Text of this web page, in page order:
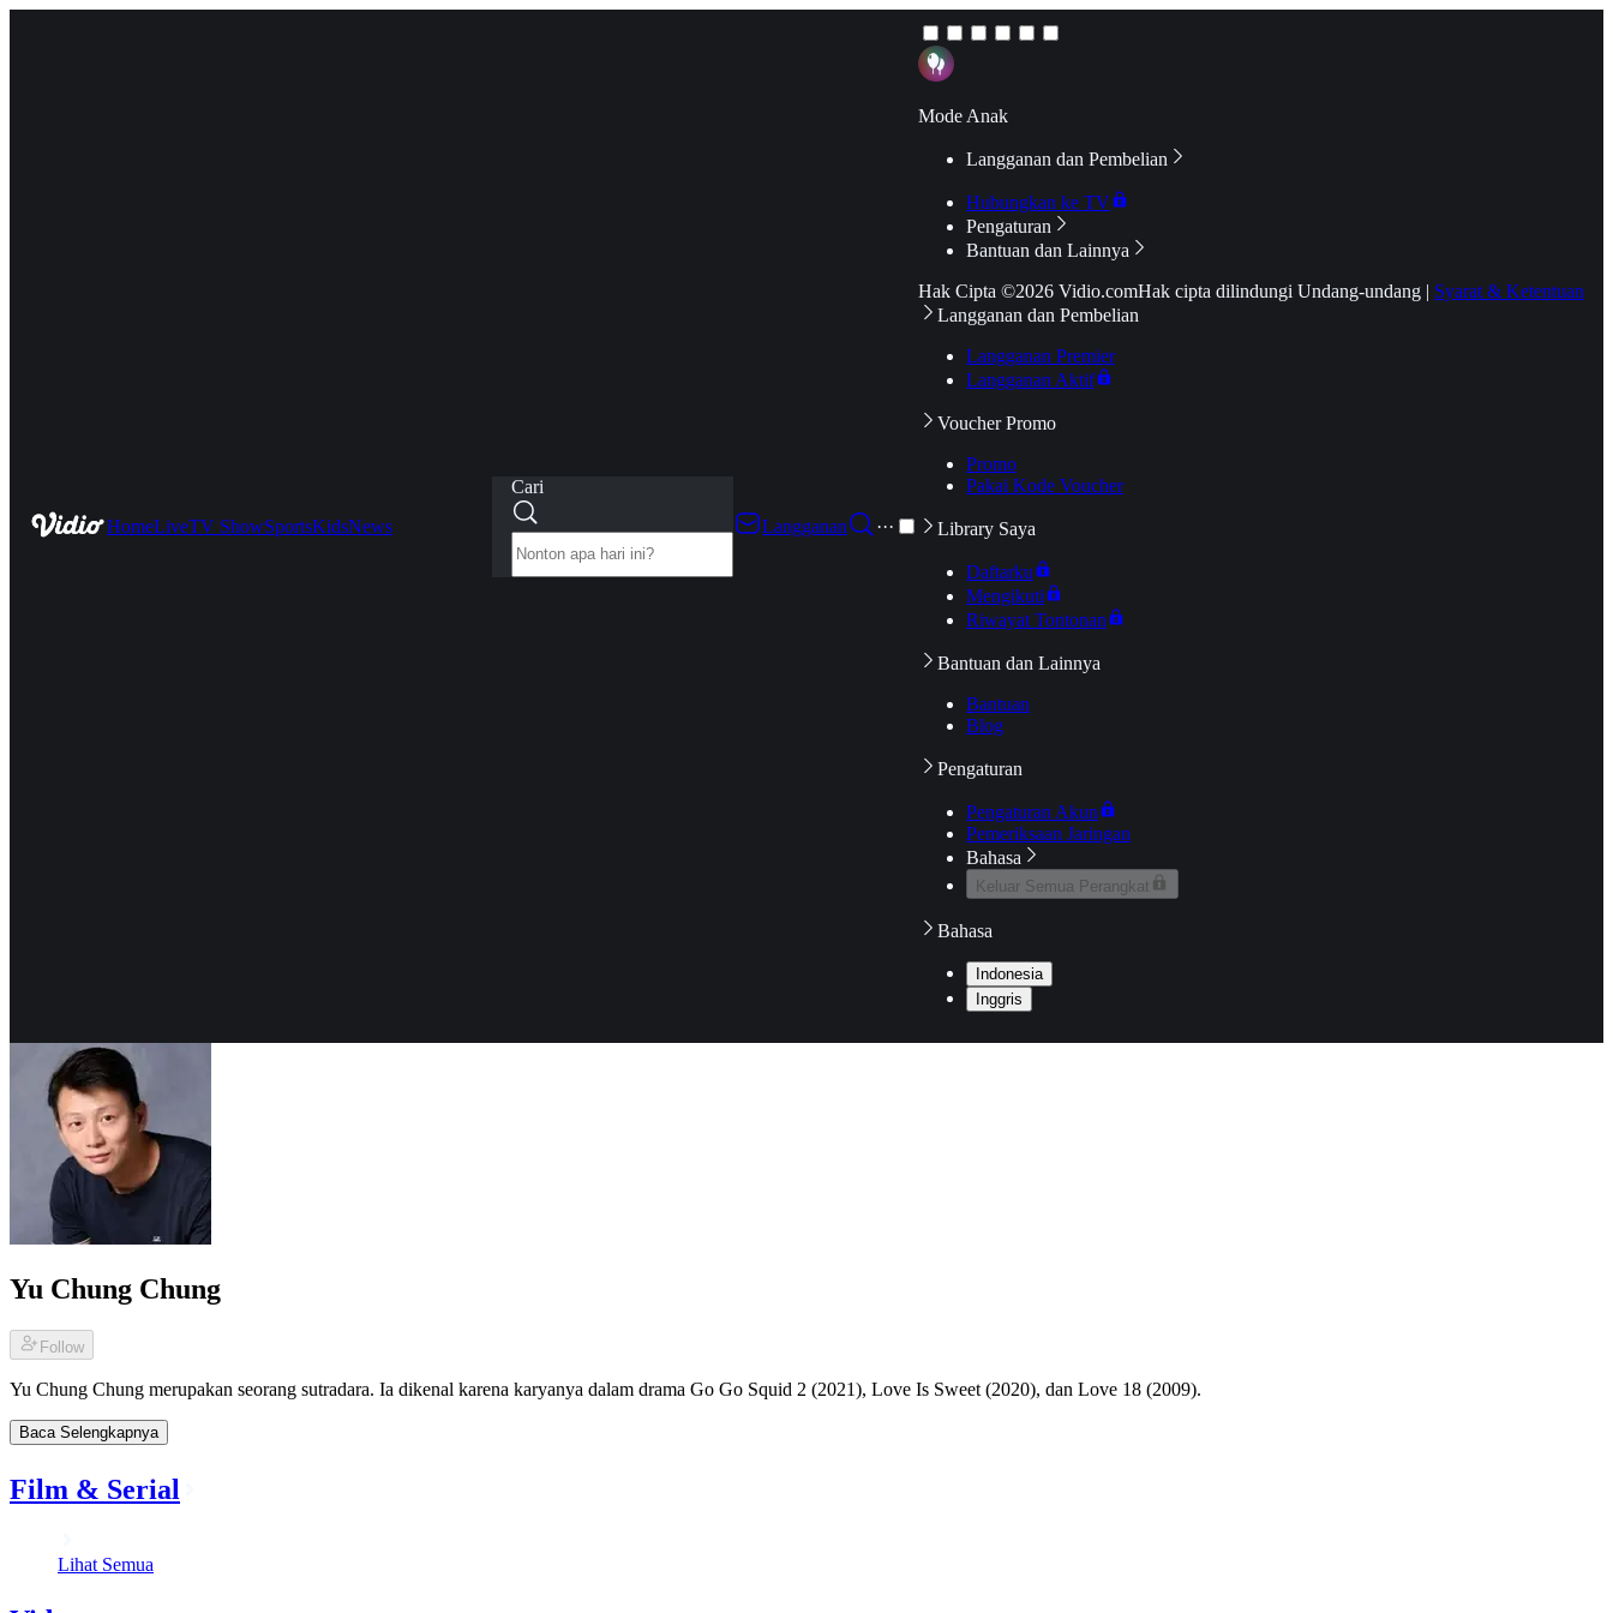
HomeLiveTV ShowSportsKidsNews
Cari
Langganan
···
Mode Anak
Langganan dan Pembelian
Hubungkan ke TV
Pengaturan
Bantuan dan Lainnya
Hak Cipta ©2026 Vidio.comHak cipta dilindungi Undang-undang | Syarat & Ketentuan
Langganan dan Pembelian
Langganan Premier
Langganan Aktif
Voucher Promo
Promo
Pakai Kode Voucher
Library Saya
Daftarku
Mengikuti
Riwayat Tontonan
Bantuan dan Lainnya
Bantuan
Blog
Pengaturan
Pengaturan Akun
Pemeriksaan Jaringan
Bahasa
Keluar Semua Perangkat
Bahasa
Indonesia
Inggris
Yu Chung Chung
Follow
Yu Chung Chung merupakan seorang sutradara. Ia dikenal karena karyanya dalam drama Go Go Squid 2 (2021), Love Is Sweet (2020), dan Love 18 (2009).
Baca Selengkapnya
Film & Serial
Lihat Semua